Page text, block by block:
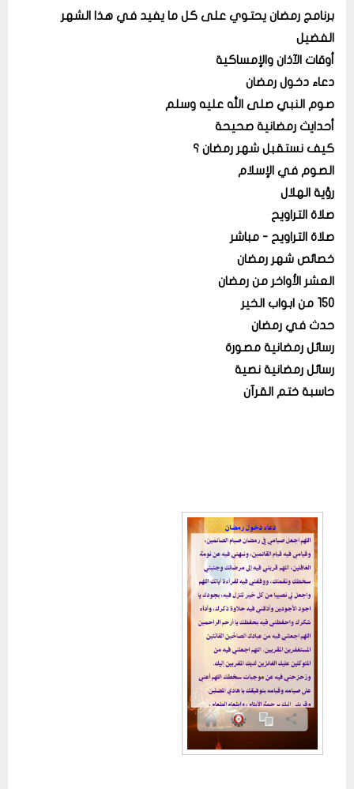
برنامج رمضان يحتوي على كل ما يفيد في هذا الشهر
الفضيل
أوقات الآذان والإمساكية
دعاء دخول رمضان
صوم النبي صلى الله عليه وسلم
أحدايث رمضانية صحيحة
كيف نستقبل شهر رمضان ؟
الصوم في الإسلام
رؤية الهلال
صلاة التراويح
صلاة التراويح - مباشر
خصائص شهر رمضان
العشر الأواخر من رمضان
150 من ابواب الخير
حدث في رمضان
رسائل رمضانية مصورة
رسائل رمضانية نصية
حاسبة ختم القرآن